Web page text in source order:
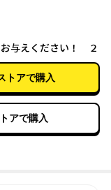
されてしまう――。
日
与えください！ ２
トアで購入
アで購入